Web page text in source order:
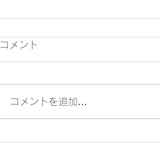
お客様の財布のヒモは確実に
コメント
コメントを追加…